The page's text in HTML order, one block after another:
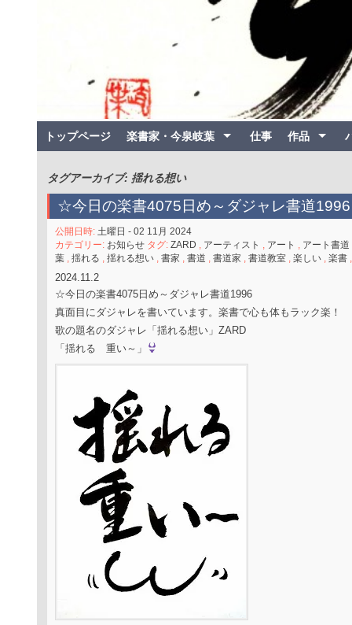
トップページ 楽書家・今泉岐葉 仕事 作品
タグアーカイブ: 揺れる想い
☆今日の楽書4075日め～ダジャレ書道1996
公開日時: 土曜日 - 02 11月 2024
カテゴリー: お知らせタグ: ZARD アーティスト アート アート書道
葉, 揺れる 揺れる想い, 書家 書道 書道家 書道教室, 楽しい, 楽書,
2024.11.2
☆今日の楽書4075日め～ダジャレ書道1996
真面目にダジャレを書いています。楽書で心も体もラック楽！
歌の題名のダジャレ「揺れる想い」ZARD
「揺れる 重い～」